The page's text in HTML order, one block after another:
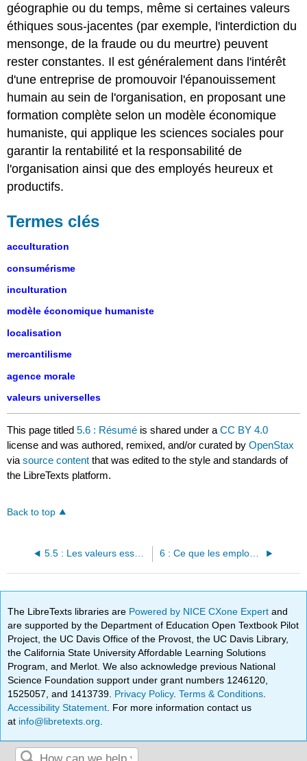
géographie ou du temps, même si certaines valeurs
éthiques sous-jacentes (par exemple, l'interdiction du
mensonge, de la fraude ou du meurtre) peuvent
rester constantes. Il est généralement dans l'intérêt
d'une entreprise de promouvoir l'épanouissement
humain au sein de l'organisation, en proposant une
formation complète selon un modèle économique
humaniste, qui applique les sciences sociales pour
garantir la rentabilité et la responsabilité de
l'organisation ainsi que des employés heureux et
productifs.
Termes clés
acculturation
consumérisme
inculturation
modèle économique humaniste
localisation
mercantilisme
agence morale
valeurs universelles
This page titled5.6 : Résumé is shared under aCC BY 4.0
license and was authored, remixed, and/or curated byOpenStax
viasource content that was edited to the style and standards of
the LibreTexts platform.
Back to top
5.5 : Les valeurs essentielles de l'éthique des affaires sont-elles universelles ? 6 : Ce que les employeurs doivent à leurs employés
The LibreTexts libraries are Powered by NICE CXone Expertand
are supported by the Department of Education Open Textbook Pilot
Project, the UC Davis Office of the Provost, the UC Davis Library,
the California State University Affordable Learning Solutions
Program, and Merlot. We also acknowledge previous National
Science Foundation support under grant numbers 1246120,
1525057, and 1413739. Privacy Policy.Terms & Conditions
Accessibility Statement . For more information contact us
at info@libretexts.org